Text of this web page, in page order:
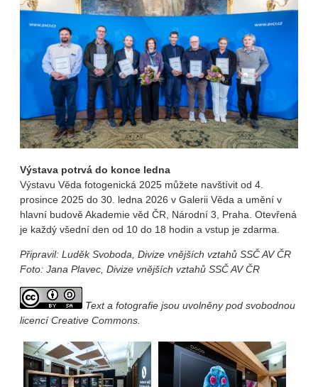
Výstava potrvá do konce ledna
Výstavu Věda fotogenická 2025 můžete navštívit od 4.
prosince 2025 do 30. ledna 2026 v Galerii Věda a umění v
hlavní budově Akademie věd ČR, Národní 3, Praha. Otevřená
je každý všední den od 10 do 18 hodin a vstup je zdarma.
Připravil: Luděk Svoboda, Divize vnějších vztahů SSČ AV ČR
Foto: Jana Plavec, Divize vnějších vztahů SSČ AV ČR
Text a fotografie jsou uvolněny pod svobodnou
licencí Creative Commons.